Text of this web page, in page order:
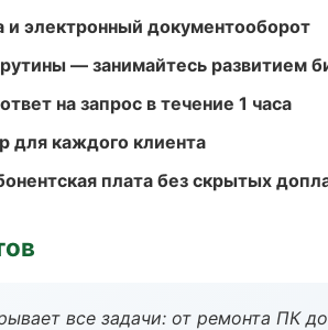
и электронный документооборот
— занимайтесь развитием
на запрос в течение 1 часа
каждого клиента
плата без скрытых
все задачи: от ремонта ПК